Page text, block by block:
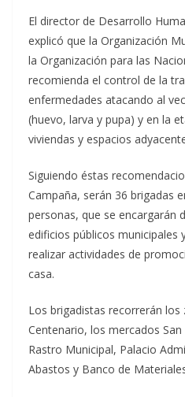
El director de Desarrollo
explicó que la Organización
la Organización para las
recomienda el control de la
enfermedades atacando al
(huevo, larva y pupa) y en la
viviendas y espacios
Siguiendo éstas
Campaña, serán 36 brigadas
personas, que se encargarán
edificios públicos municipales
realizar actividades de
casa.
Los brigadistas recorrerán
Centenario, los mercados
Rastro Municipal, Palacio
Abastos y Banco de